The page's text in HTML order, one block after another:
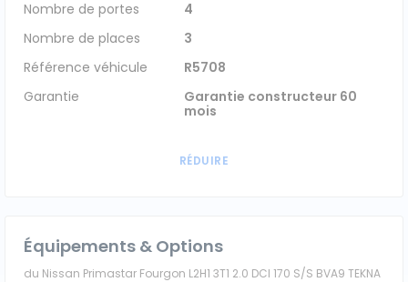
Nombre de portes
4
Nombre de places
3
Référence véhicule
R5708
Garantie
Garantie constructeur 60
mois
Équipements & Options
du Nissan Primastar Fourgon L2H1 3T1 2.0 DCI 170 S/S BVA9 TEKNA